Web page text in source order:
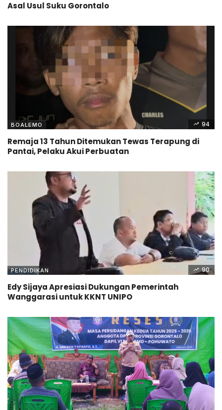
Asal Usul Suku Gorontalo
BOALEMO 94
Remaja 13 Tahun Ditemukan Tewas Terapung di
Pantai, Pelaku Akui Perbuatan
PENDIDIKAN 90
Edy Sijaya Apresiasi Dukungan Pemerintah
Wanggarasi untuk KKNT UNIPO